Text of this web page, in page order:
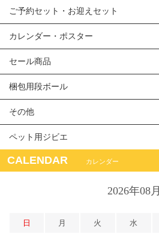
ご予約セット・お迎えセット
カレンダー・ポスター
セール商品
梱包用段ボール
その他
ペット用ジビエ
CALENDAR カレンダー
2026年08月
日 月 火 水